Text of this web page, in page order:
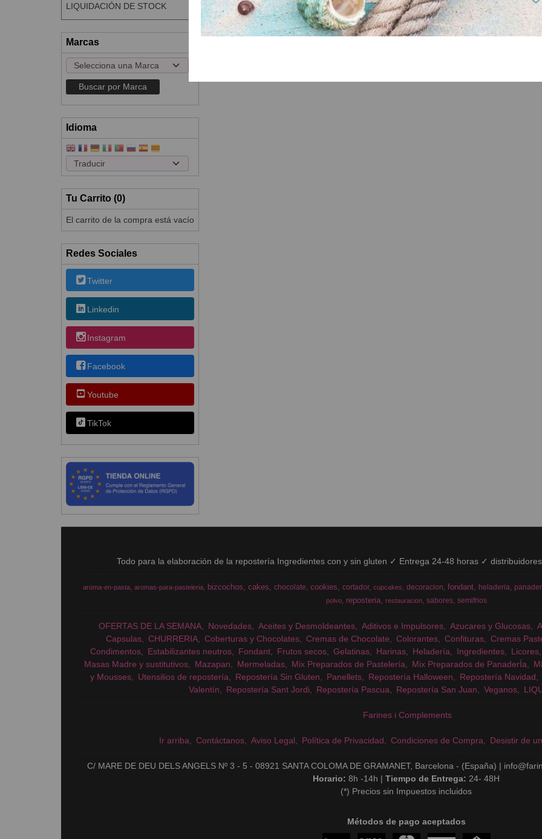
LIQUIDACIÓN DE STOCK
Marcas
Idioma
Tu Carrito (0)
El carrito de la compra está vacío
Redes Sociales
Twitter
Linkedin
Instagram
Facebook
Youtube
TikTok
Todo para la elaboración de la repostería Ingredientes con y sin gluten ✓ Entrega 24-48 horas ✓
aroma-en-pasta aromas-para-pasteleria bizcochos cakes chocolate cookies cortador cupcakes decoracion fondant heladeria
polvo
reposteria restauracion sabores semifrios
OFERTAS DE LA SEMANA Novedades Aceites y Desmoldeantes Aditivos e Impulsores Azucares y Glucosas
Capsulas
CHURRERIA Coberturas y Chocolates Cremas de Chocolate Colorantes Confituras Cremas
Condimentos
Estabilizantes neutros Fondant Frutos secos Gelatinas Harinas Heladería Ingredientes Licores
Masas Madre y sustitutivos
Mazapan Mermeladas Mix Preparados de Pastelería Mix Preparados de PanaderÍa
y Mousses
Utensilios de repostería Repostería Sin Gluten Panellets Repostería Halloween Repostería Navidad
Valentín
Repostería Sant Jordi Repostería Pascua Repostería San Juan Veganos
Farines i Complements
Ir arriba Contáctanos Aviso Legal Política de Privacidad Condiciones de Compra Desistir de
C/ MARE DE DEU DELS ANGELS Nº 3 - 5 - 08921 SANTA COLOMA DE GRAMANET, Barcelona - (España) |
Horario:8h -14h |Tiempo de Entrega: 24- 48H
(*) Precios sin Impuestos incluidos
Métodos de pago aceptados